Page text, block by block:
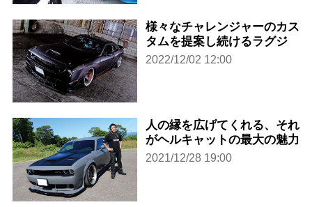
様々なチャレンジャーのカス
タムを提案し続けるラグジ
2022/12/02 12:00
人の縁を広げてくれる、それ
がヘルキャットの最大の魅力
2021/12/28 19:00